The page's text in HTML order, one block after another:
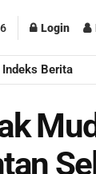
Login
Indeks Berita